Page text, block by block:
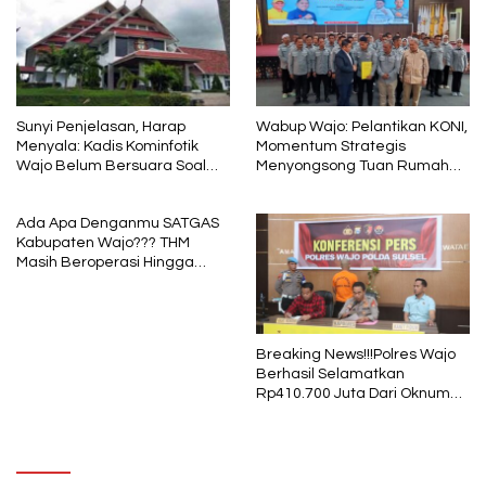
Sunyi Penjelasan, Harap
Menyala: Kadis Kominfotik
Wajo Belum Bersuara Soal
Wabup Wajo: Pelantikan KONI,
Momentum Strategis
Menyongsong Tuan Rumah
Ada Apa Denganmu SATGAS
Kabupaten Wajo??? THM
Masih Beroperasi Hingga
Breaking News!!!Polres Wajo
Berhasil Selamatkan
Rp410.700 Juta Dari Oknum